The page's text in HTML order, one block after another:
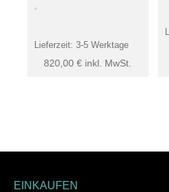
820,00 € inkl. MwSt.
Lieferzeit: 3-5 Werktage
EINKAUFEN